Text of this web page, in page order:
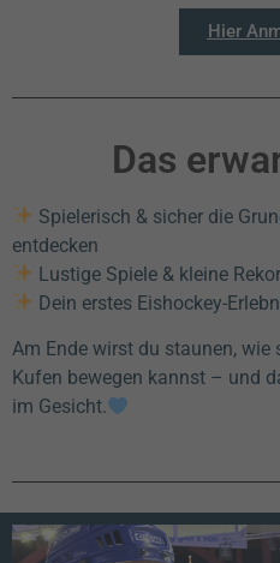
Hier
Das
Spielerisch & sicher die
entdecken
Lustige Spiele & kleine
Dein erstes Eishockey-
Am Ende wirst du staunen,
Kufen bewegen kannst – und
im Gesicht.